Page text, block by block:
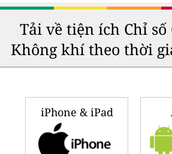
Tải về tiện ích Chỉ
Không khí theo thời
iPhone & iPad